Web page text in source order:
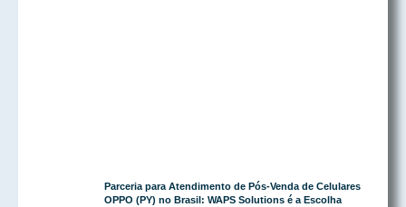
Parceria para Atendimento de Pós-Venda de Celulares
OPPO (PY) no Brasil: WAPS Solutions é a Escolha